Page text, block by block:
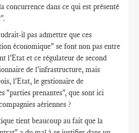
concurrence dans ce qui est présenté
il pas admettre que ces
économique" se font non pas entre
l'Etat et ce régulateur de second
de l'infrastructure, mais
l'Etat, le gestionaire de
"parties prenantes", que sont ici
aériennes ?
tient beaucoup au fait que la